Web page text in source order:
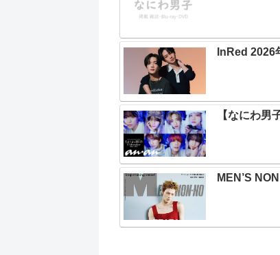
InRed 2026
【なにわ男
MEN’S